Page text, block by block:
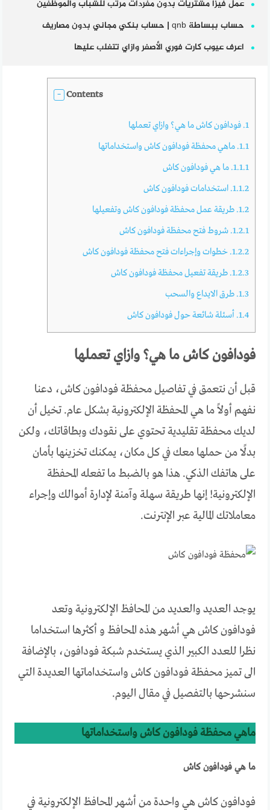
عمل فيزا مشتريات بدون مفردات مرتب للشباب والموظفين
حساب ببساطة qnb | حساب بنكي مجاني بدون مصاريف
اعرف عيوب كارت فوري الأصفر وازاي تتغلب عليها
Contents
1. فودافون كاش ما هي؟ وازاي تعملها
1.1. ماهي محفظة فودافون كاش واستخداماتها
1.1.1. ما هي فودافون كاش
1.1.2. استخدامات فودافون كاش
1.2. طريقة عمل محفظة فودافون كاش وتفعيلها
1.2.1. شروط فتح محفظة فودافون كاش
1.2.2. خطوات وإجراءات فتح محفظة فودافون كاش
1.2.3. طريقة تفعيل محفظة فودافون كاش
1.3. طرق الايداع والسحب
1.4. أسئلة شائعة حول فودافون كاش
فودافون كاش ما هي؟ وازاي تعملها
قبل أن نتعمق في تفاصيل محفظة فودافون كاش، دعنا
نفهم أولاً ما هي المحفظة الإلكترونية بشكل عام. تخيل أن
لديك محفظة تقليدية تحتوي على نقودك وبطاقاتك، ولكن
بدلًا من حملها معك في كل مكان، يمكنك تخزينها بأمان
على هاتفك الذكي. هذا هو بالضبط ما تفعله المحفظة
الإلكترونية! إنها طريقة سهلة وآمنة لإدارة أموالك وإجراء
معاملاتك المالية عبر الإنترنت.
يوجد العديد والعديد من المحافظ الإلكترونية وتعد
فودافون كاش هي أشهر هذه المحافظ و أكثرها استخداما
نظرا للعدد الكبير الذي يستخدم شبكة فودافون، بالإضافة
الى تميز محفظة فودافون كاش واستخداماتها العديدة التي
سنشرحها بالتفصيل في مقال اليوم.
ماهي محفظة فودافون كاش واستخداماتها
ما هي فودافون كاش
فودافون كاش هي واحدة من أشهر المحافظ الإلكترونية في